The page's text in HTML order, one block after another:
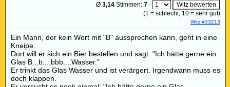
Ø 3,14 Stimmen: 7 -
(1 = schlecht, 10 = sehr gut)
Witz #33213
Ein Mann, der kein Wort mit "B" aussprechen kann, geht in eine
Kneipe.
Dort will er sich ein Bier bestellen und sagt: "Ich hätte gerne ein
Glas B...b....bbb....Wasser."
Er trinkt das Glas Wasser und ist verärgert. Irgendwann muss es
doch klappen.